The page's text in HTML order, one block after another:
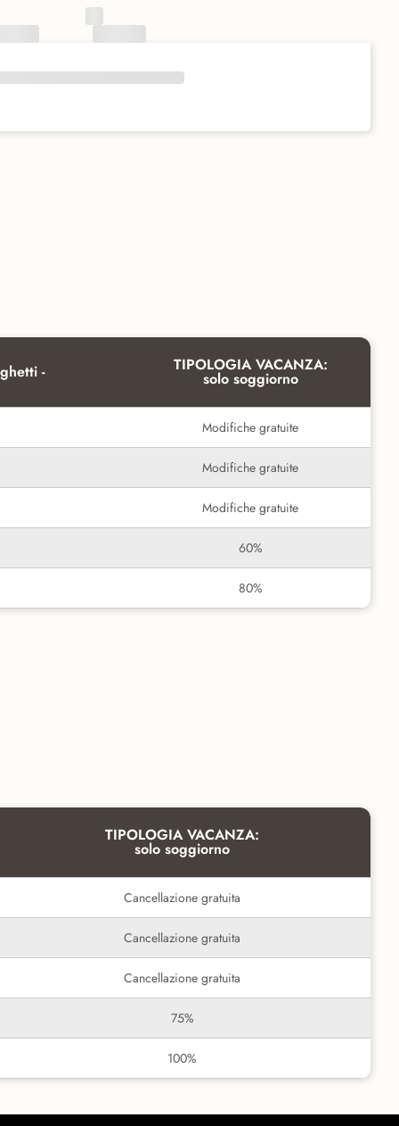
- TIPOLOGIA VACANZA:
solo soggiorno
Modifiche gratuite
Modifiche gratuite
Modifiche gratuite
60%
80%
TIPOLOGIA VACANZA:
solo soggiorno
Cancellazione gratuita
Cancellazione gratuita
Cancellazione gratuita
75%
100%